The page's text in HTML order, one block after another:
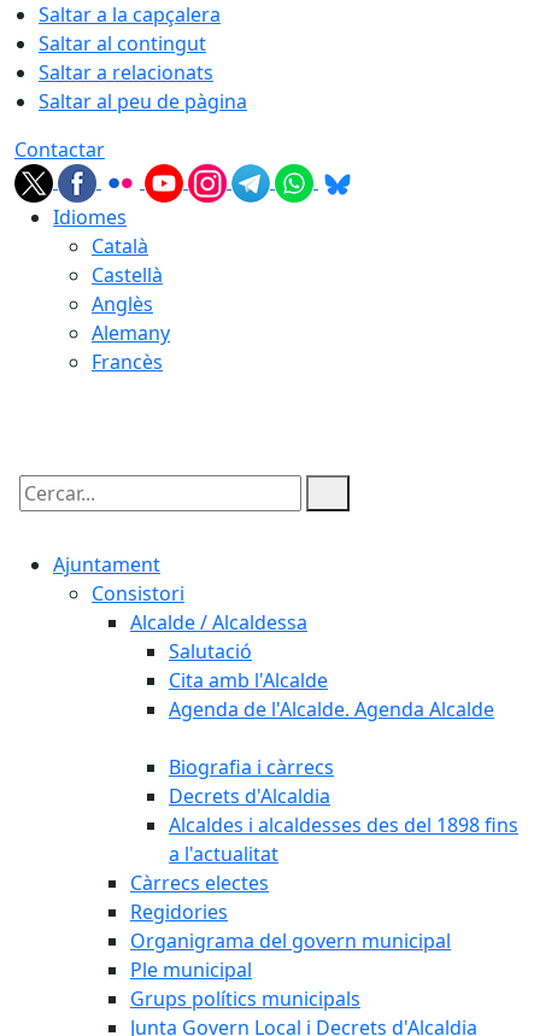
Saltar a la capçalera
Saltar al contingut
Saltar a relacionats
Saltar al peu de pàgina
Contactar
Idiomes
Català
Castellà
Anglès
Alemany
Francès
Cercar:
Ajuntament
Consistori
Alcalde / Alcaldessa
Salutació
Cita amb l'Alcalde
Agenda de l'Alcalde. Agenda Alcalde
Biografia i càrrecs
Decrets d'Alcaldia
Alcaldes i alcaldesses des del 1898 fins
a l'actualitat
Càrrecs electes
Regidories
Organigrama del govern municipal
Ple municipal
Grups polítics municipals
Junta Govern Local i Decrets d'Alcaldia